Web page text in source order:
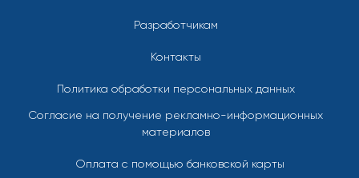
Разработчикам
Контакты
Политика обработки персональных данных
Согласие на получение рекламно-информационных
материалов
Оплата с помощью банковской карты